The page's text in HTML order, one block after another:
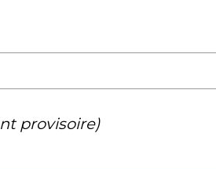
provisoire)